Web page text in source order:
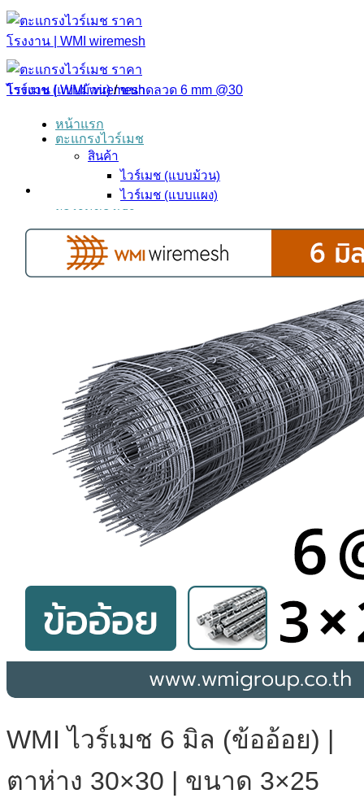
ข้าม
ไป
ยัง
เนื้อหา
หน้าแรก
ตะแกรงไวร์เมช
สินค้า
ไวร์เมช (แบบม้วน)
ไวร์เมช (แบบแผง)
ผลงานของเรา
ใบเสนอราคา
คำถามที่พบบ่อย
เพิ่มเติม
บทความ
TH
EN
CN
ไวร์เมช (แบบม้วน) / ขนาดลวด 6 mm @30
WMI ไวร์เมช 6 มิล (ข้ออ้อย) |
ตาห่าง 30×30 | ขนาด 3×25